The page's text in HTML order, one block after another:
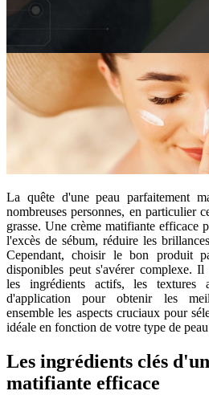
La quête d'une peau parfaitement
nombreuses personnes, en particulier
grasse. Une crème matifiante efficace
l'excès de sébum, réduire les
Cependant, choisir le bon produit
disponibles peut s'avérer complexe. Il
les ingrédients actifs, les textures
d'application pour obtenir les
ensemble les aspects cruciaux pour
idéale en fonction de votre type de
Les ingrédients clés
matifiante efficace